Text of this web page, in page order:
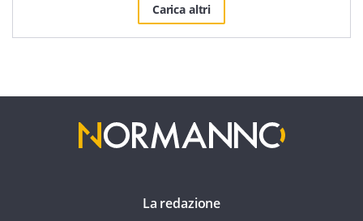
Carica altri
La redazione